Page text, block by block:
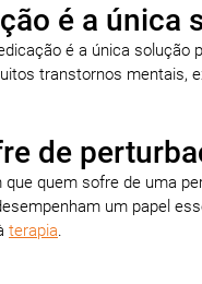
é a única
é a única solução
transtornos mentais,
de
quem sofre de uma
um papel
terapia.